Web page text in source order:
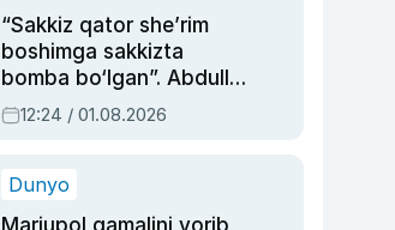
“Sakkiz qator she’rim
boshimga sakkizta
bomba bo‘lgan”. Abdulla
Oripovni siyosiy
ayblovlardan asrab
12:24 / 01.08.2026
Dunyo
Mariupol qamalini yorib